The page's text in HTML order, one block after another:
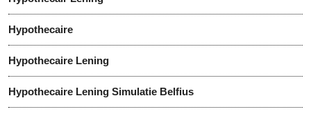
Hypothecaire
Hypothecaire Lening
Hypothecaire Lening Simulatie Belfius